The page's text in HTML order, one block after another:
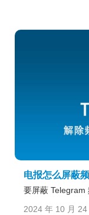
电报怎么屏蔽
要屏蔽 Telegram
2024 年 10 月 24